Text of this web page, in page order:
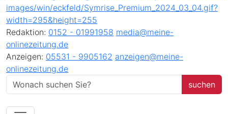
Redaktion: 0152 - 01991958 media@meine-
onlinezeitung.de
Anzeigen: 05531 - 9905162 anzeigen@meine-
onlinezeitung.de